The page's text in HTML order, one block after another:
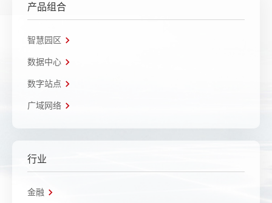
产品组合
智慧园区
数据中心
数字站点
广域网络
行业
金融